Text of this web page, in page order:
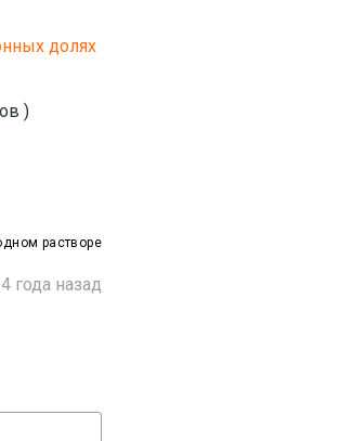
долях
)
растворе
4 года назад